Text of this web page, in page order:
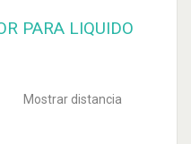
PARA LIQUIDO
Mostrar distancia